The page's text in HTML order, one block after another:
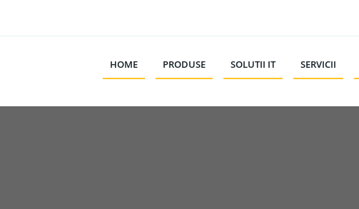
HOME PRODUSE SOLUTII IT SERVICII